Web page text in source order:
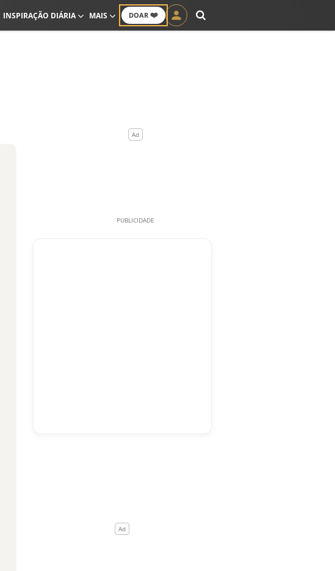
DOAR ❤️
INSPIRAÇÃO DIÁRIA MAIS